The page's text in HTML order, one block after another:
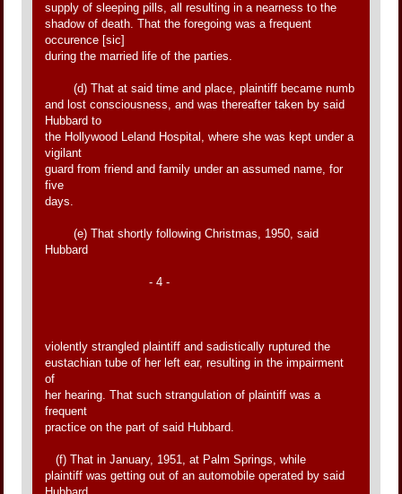
supply of sleeping pills, all resulting in a nearness to the
shadow of death. That the foregoing was a frequent
occurence [sic]
during the married life of the parties.
(d) That at said time and place, plaintiff became numb
and lost consciousness, and was thereafter taken by said
Hubbard to
the Hollywood Leland Hospital, where she was kept under a
vigilant
guard from friend and family under an assumed name, for
five
days.
(e) That shortly following Christmas, 1950, said
Hubbard
- 4 -
violently strangled plaintiff and sadistically ruptured the
eustachian tube of her left ear, resulting in the impairment
of
her hearing. That such strangulation of plaintiff was a
frequent
practice on the part of said Hubbard.
(f) That in January, 1951, at Palm Springs, while
plaintiff was getting out of an automobile operated by said